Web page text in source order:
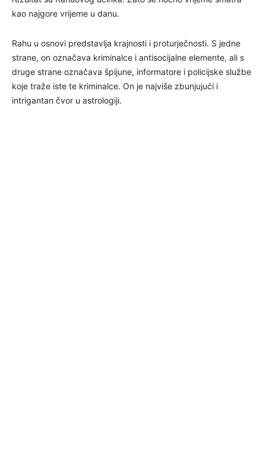
kao najgore vrijeme u danu.
Rahu u osnovi predstavlja krajnosti i proturječnosti. S jedne
strane, on označava kriminalce i antisocijalne elemente, ali s
druge strane označava špijune, informatore i policijske službe
koje traže iste te kriminalce. On je najviše zbunjujući i
intrigantan čvor u astrologiji.